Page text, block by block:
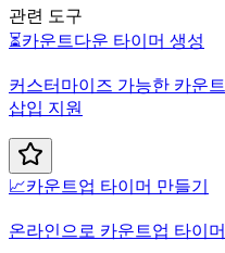
관련 도구
⏳카운트다운 타이머 생성
커스터마이즈 가능한 카운
삽입 지원
📈카운트업 타이머 만들기
온라인으로 카운트업 타이